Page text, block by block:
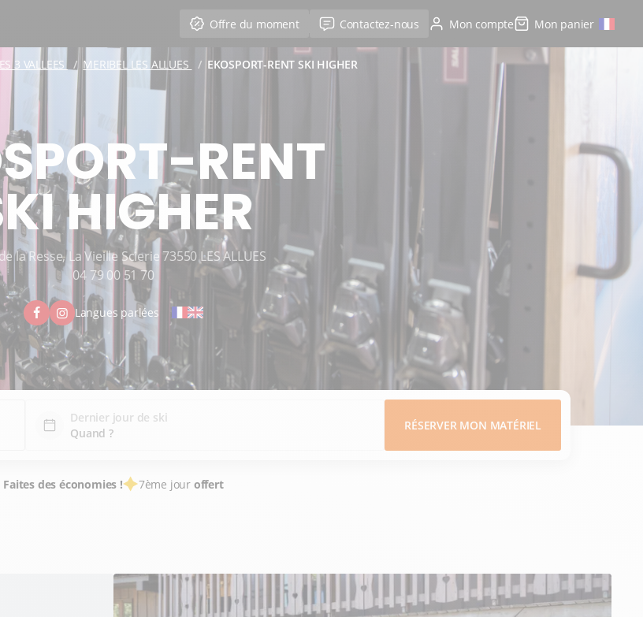
Offre du moment Contactez-nous Mon compte Mon panier
3 VALLEES MERIBEL LES ALLUES EKOSPORT-RENT SKI HIGHER
RENT
HIGHER
la Resse, La Vieille Scierie 73550 LES ALLUES
04 79 00 51 70
Langues parlées
Dernier jour de ski
RÉSERVER MON MATÉRIEL
Faites des économies ! 7ème jour offert